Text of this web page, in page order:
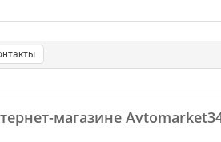
магазине